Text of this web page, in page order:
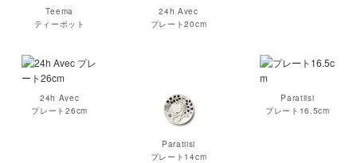
Teema
ティーポット
24h Avec
プレート20cm
24h Avec
プレート26cm
Paratiisi
プレート14cm
Paratiisi
プレート16.5cm